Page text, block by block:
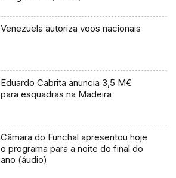
Venezuela autoriza voos nacionais
Eduardo Cabrita anuncia 3,5 M€
para esquadras na Madeira
Câmara do Funchal apresentou hoje
o programa para a noite do final do
ano (áudio)